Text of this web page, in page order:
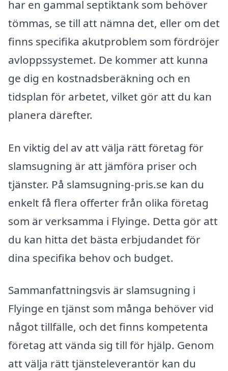
har en gammal septiktank som behöver
tömmas, se till att nämna det, eller om det
finns specifika akutproblem som fördröjer
avloppssystemet. De kommer att kunna
ge dig en kostnadsberäkning och en
tidsplan för arbetet, vilket gör att du kan
planera därefter.
En viktig del av att välja rätt företag för
slamsugning är att jämföra priser och
tjänster. På slamsugning-pris.se kan du
enkelt få flera offerter från olika företag
som är verksamma i Flyinge. Detta gör att
du kan hitta det bästa erbjudandet för
dina specifika behov och budget.
Sammanfattningsvis är slamsugning i
Flyinge en tjänst som många behöver vid
något tillfälle, och det finns kompetenta
företag att vända sig till för hjälp. Genom
att välja rätt tjänsteleverantör kan du